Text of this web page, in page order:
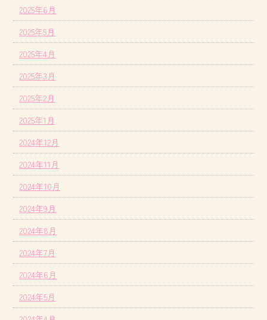
2025年6月
2025年5月
2025年4月
2025年3月
2025年2月
2025年1月
2024年12月
2024年11月
2024年10月
2024年9月
2024年8月
2024年7月
2024年6月
2024年5月